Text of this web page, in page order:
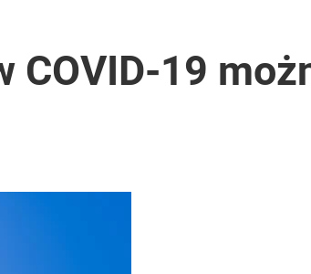
uczył odpowiedzialności
COVID-19